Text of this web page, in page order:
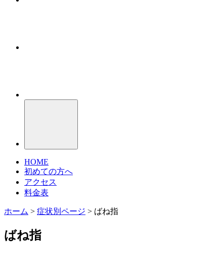
HOME
初めての方へ
アクセス
料金表
ホーム > 症状別ページ > ばね指
ばね指